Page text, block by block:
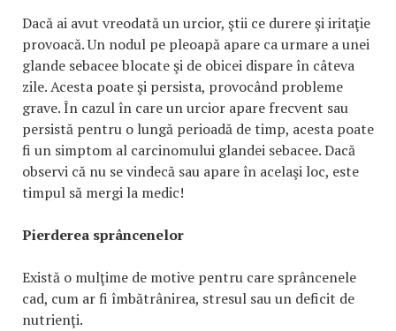
Dacă ai avut vreodată un urcior, ştii ce durere şi iritaţie
provoacă. Un nodul pe pleoapă apare ca urmare a unei
glande sebacee blocate şi de obicei dispare în câteva
zile. Acesta poate şi persista, provocând probleme
grave. În cazul în care un urcior apare frecvent sau
persistă pentru o lungă perioadă de timp, acesta poate
fi un simptom al carcinomului glandei sebacee. Dacă
observi că nu se vindecă sau apare în acelaşi loc, este
timpul să mergi la medic!
Pierderea sprâncenelor
Există o mulţime de motive pentru care sprâncenele
cad, cum ar fi îmbătrânirea, stresul sau un deficit de
nutrienţi.